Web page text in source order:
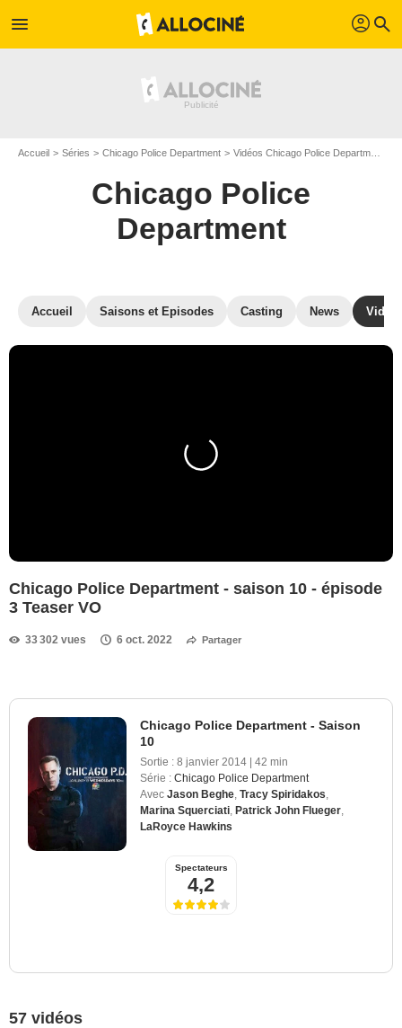
menu profil search
Accueil Séries Chicago Police Department Vidéos Chicago Police Department
Chicago Police
Department
Accueil Saisons et Episodes Casting News
Chicago Police Department - saison 10 - épisode
3 Teaser VO
33 302 vues 6 oct. 2022 Partager
Chicago Police Department - Saison
10
Sortie : 8 janvier 2014 | 42 min
Série : Chicago Police Department
Avec Jason Beghe Tracy Spiridakos
Marina Squerciati Patrick John Flueger
LaRoyce Hawkins
Spectateurs
4,2
57 vidéos